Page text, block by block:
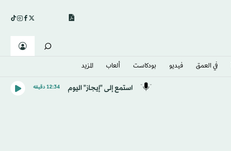
في العمق فيديو بودكاست ألعاب المزيد
استمع إلى "إيجاز" اليوم 12:34 دقيقه